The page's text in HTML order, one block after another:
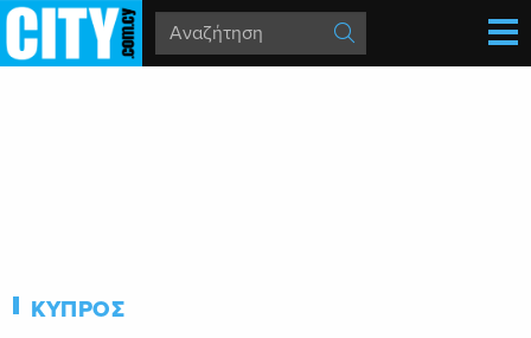
ΚΥΠΡΟΣ